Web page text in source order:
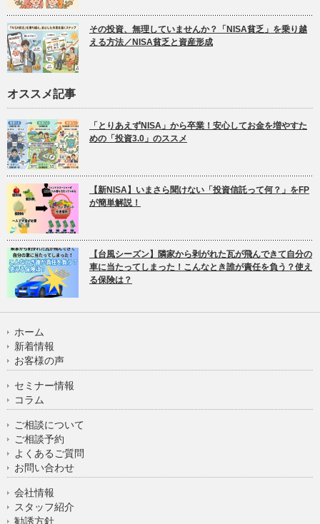
その投資、無理していませんか？「NISA貧乏」を乗り越
える方法／NISA貧乏と資産形成
オススメ記事
「とりあえずNISA」から卒業！安心してお金を増やすた
めの「投資3.0」のススメ
【新NISA】いまさら聞けない「投資信託って何？」をFP
が簡単解説！
【台風シーズン】隣家から剥がれた瓦が飛んできて自分の
車に当たってしまった！こんなとき誰が責任を負う？使え
る保険は？
ホーム
新着情報
お客様の声
セミナー情報
コラム
ご相談について
ご相談予約
よくあるご質問
お問い合わせ
会社情報
スタッフ紹介
勧誘方針